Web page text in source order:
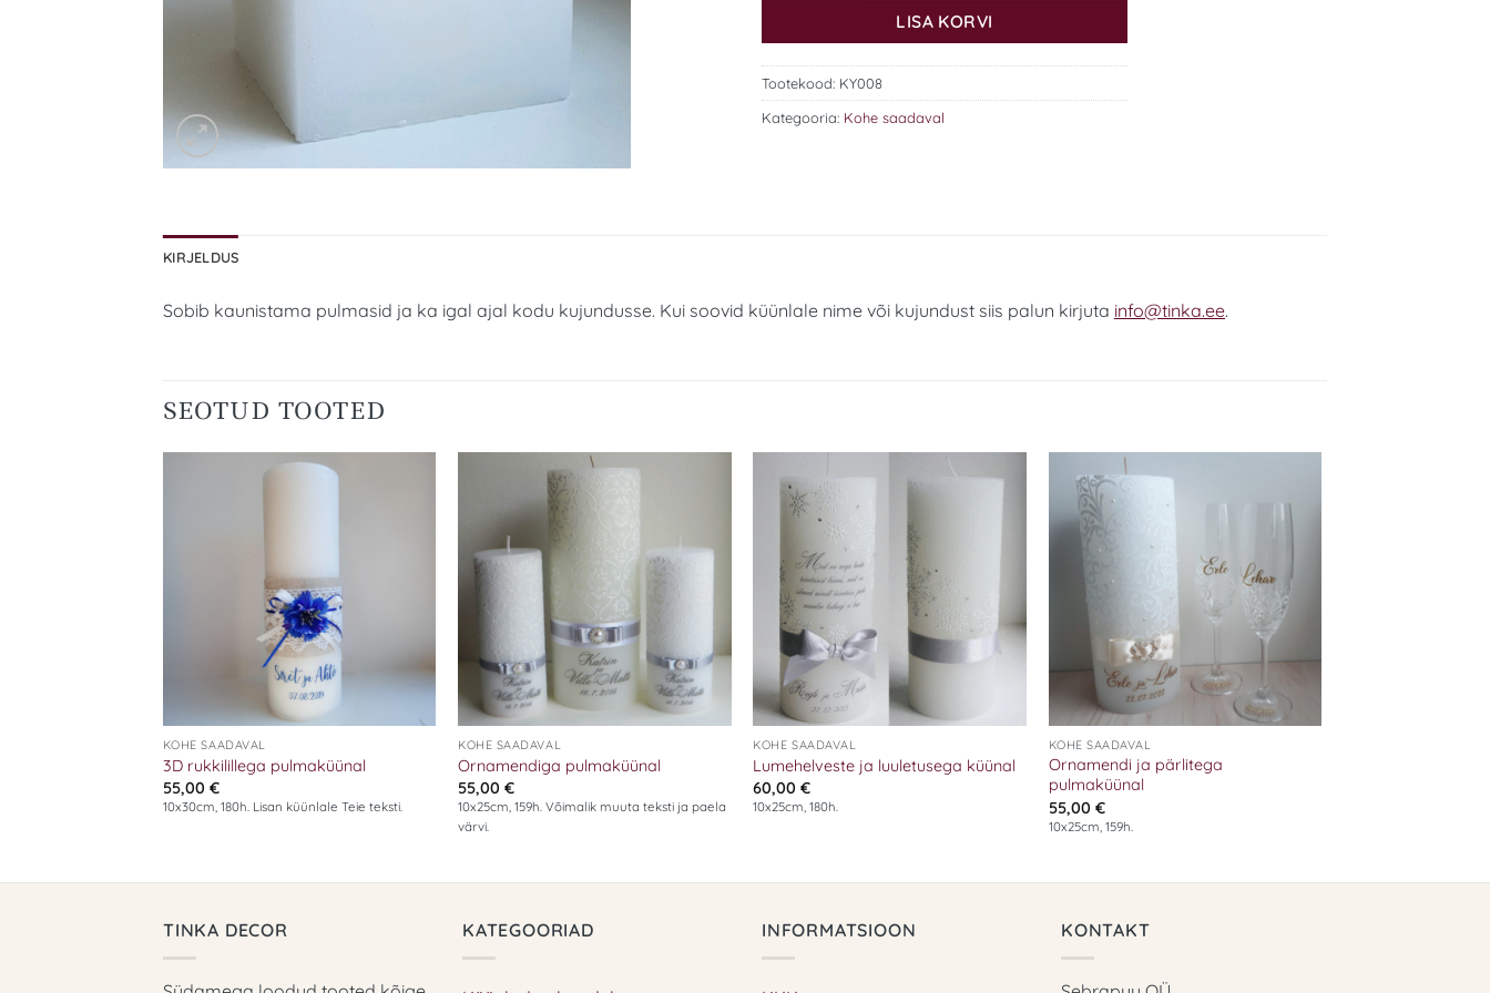
LISA KORVI
Tootekood: KY008
Kategooria: Kohe saadaval
KIRJELDUS
Sobib kaunistama pulmasid ja ka igal ajal kodu kujundusse. Kui soovid küünlale nime või kujundust siis palun kirjuta info@tinka.ee.
SEOTUD TOOTED
KOHE SAADAVAL
3D rukkilillega pulmaküünal
55,00 €
10x30cm, 180h. Lisan küünlale Teie teksti.
KOHE SAADAVAL
Ornamendiga pulmaküünal
55,00€
10x25cm, 159h. Võimalik muuta teksti ja paela
värvi.
+
KOHE SAADAVAL
Lumehelveste ja luuletusega küünal
60,00€
10x25cm, 180h.
Add to
+
KOHE SAADAVAL
Ornamendi ja pärlitega
pulmaküünal
55,00 €
10x25cm, 159h.
TINKA DECOR KATEGOORIAD INFORMATSIOON KONTAKT